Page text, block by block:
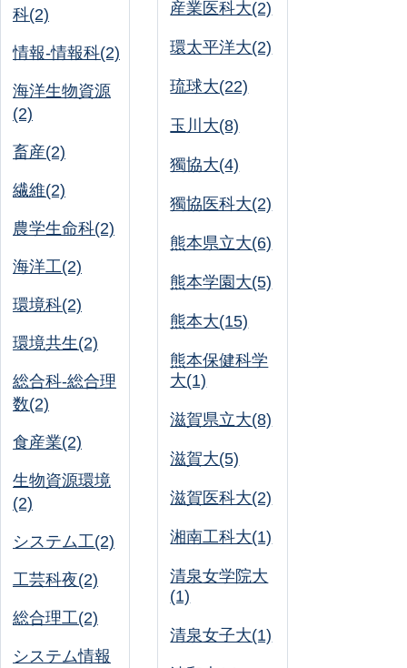
科(2)
情報-情報科(2)
海洋生物資源
(2)
畜産(2)
繊維(2)
農学生命科(2)
海洋工(2)
環境科(2)
環境共生(2)
総合科-総合理
数(2)
食産業(2)
生物資源環境
(2)
システム工(2)
工芸科夜(2)
総合理工(2)
システム情報
産業医科大(2)
環太平洋大(2)
琉球大(22)
玉川大(8)
獨協大(4)
獨協医科大(2)
熊本県立大(6)
熊本学園大(5)
熊本大(15)
熊本保健科学
大(1)
滋賀県立大(8)
滋賀大(5)
滋賀医科大(2)
湘南工科大(1)
清泉女学院大
(1)
清泉女子大(1)